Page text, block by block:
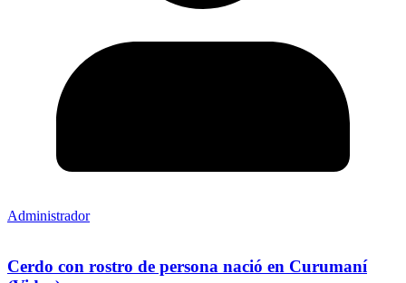
Administrador
Cerdo con rostro de persona nació en Curumaní